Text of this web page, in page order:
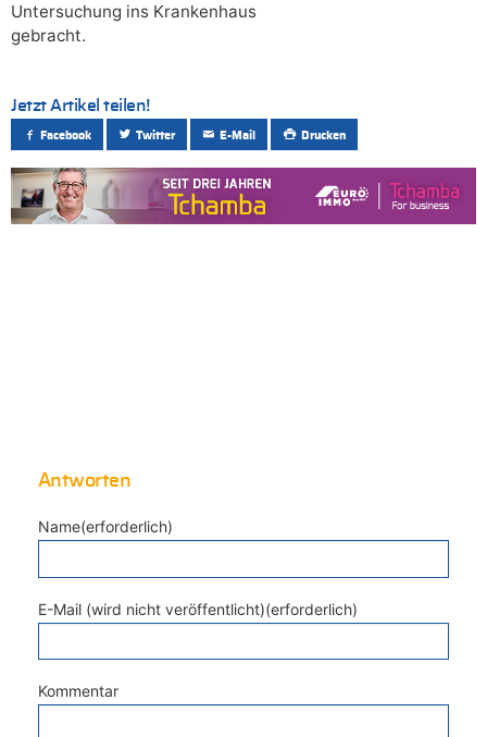
Untersuchung ins Krankenhaus
gebracht.
Jetzt Artikel teilen!
Facebook Twitter E-Mail Drucken
Antworten
Name(erforderlich)
E-Mail (wird nicht veröffentlicht)(erforderlich)
Kommentar